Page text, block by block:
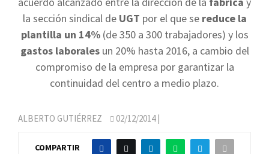
la sección sindical de UGT por el que se reduce la
plantilla un 14%(de 350 a 300 trabajadores) y los
gastos laboralesun 20% hasta 2016, a cambio del
compromiso de la empresa por garantizar la
continuidad del centro a medio plazo.
ALBERTO GUTIÉRREZ 02/12/2014|
COMPARTIR